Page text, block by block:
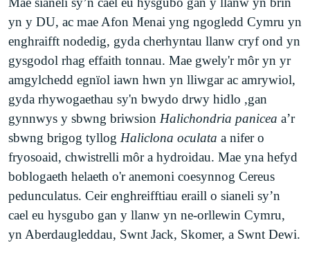
yn y DU, ac mae Afon Menai yng ngogledd Cymru yn
enghraifft nodedig, gyda cherhyntau llanw cryf ond yn
gysgodol rhag effaith tonnau. Mae gwely'r môr yn yr
amgylchedd egnïol iawn hwn yn lliwgar ac amrywiol,
gyda rhywogaethau sy'n bwydo drwy hidlo ,gan
gynnwys y sbwng briwsion Halichondria panicea a’r
sbwng brigog tyllog Haliclona oculata a nifer o
fryosoaid, chwistrelli môr a hydroidau. Mae yna hefyd
boblogaeth helaeth o'r anemoni coesynnog Cereus
pedunculatus. Ceir enghreifftiau eraill o sianeli sy’n
cael eu hysgubo gan y llanw yn ne-orllewin Cymru,
yn Aberdaugleddau, Swnt Jack, Skomer, a Swnt Dewi.